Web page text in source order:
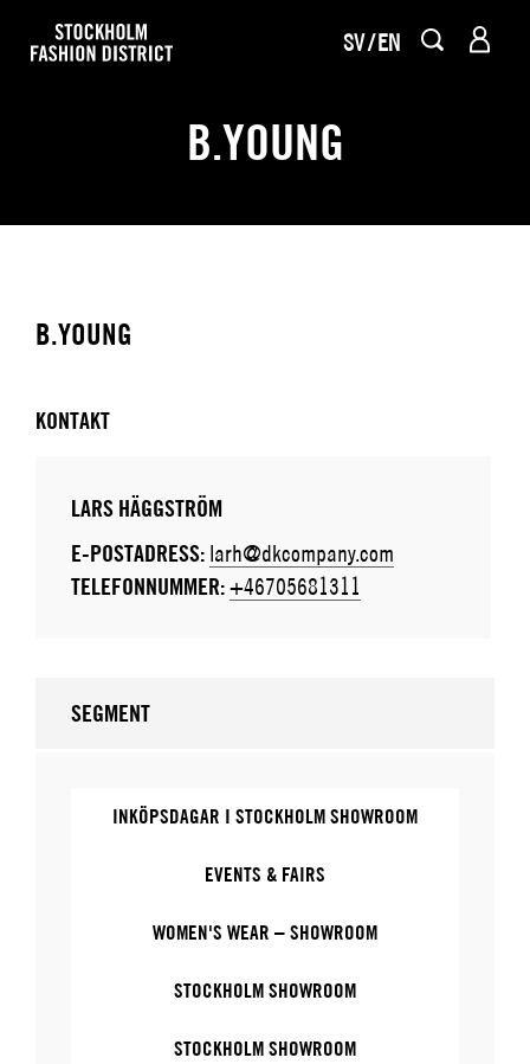
SV EN
B.YOUNG
B.YOUNG
KONTAKT
LARS HÄGGSTRÖM
E-POSTADRESS: larh@dkcompany.com
TELEFONNUMMER:+46705681311
SEGMENT
INKÖPSDAGAR I STOCKHOLM SHOWROOM
EVENTS & FAIRS
WOMEN'S WEAR – SHOWROOM
STOCKHOLM SHOWROOM
STOCKHOLM SHOWROOM